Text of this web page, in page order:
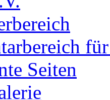
Seiten